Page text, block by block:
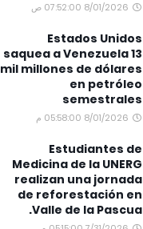
8/01/2026 07:52:00 ص
Estados Unidos
saquea a Venezuela 13
mil millones de dólares
en petróleo
semestrales
8/01/2026 05:58:00 م
Estudiantes de
Medicina de la UNERG
realizan una jornada
de reforestación en
Valle de la Pascua.